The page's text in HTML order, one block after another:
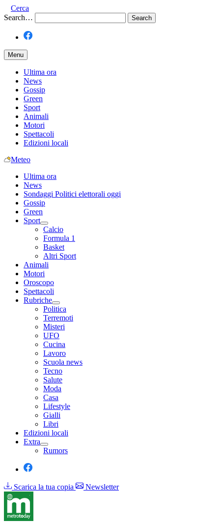
Cerca
Search…
Menu
Ultima ora
News
Gossip
Green
Sport
Animali
Motori
Spettacoli
Edizioni locali
Meteo
Ultima ora
News
Sondaggi Politici elettorali oggi
Gossip
Green
Sport
Calcio
Formula 1
Basket
Altri Sport
Animali
Motori
Oroscopo
Spettacoli
Rubriche
Politica
Terremoti
Misteri
UFO
Cucina
Lavoro
Scuola news
Tecno
Salute
Moda
Casa
Lifestyle
Gialli
Libri
Edizioni locali
Extra
Rumors
Scarica la tua copia Newsletter